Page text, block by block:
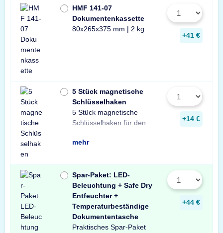
HMF 141-07
Dokumentenkassette
80x265x375 mm | 2 kg
+41 €
5 Stück magnetische
Schlüsselhaken
5 Stück magnetische
Schlüsselhaken für den
Innenraum Ihres Tresors.
Die einfache, praktische
und sichere Lösung zur
Aufbewahrung von
Schlüsseln in Ihrem
mehr
+14 €
Spar-Paket: LED-
Beleuchtung + Safe Dry
Entfeuchter +
Temperaturbeständige
Dokumententasche
Praktisches Spar-Paket
Ausstattung Ihres
besteht aus einer X-Light
mit Bewegungssensor,
Entfeuchter für Schränke
temperaturbeständigen
Profitieren Sie von dem
+44 €